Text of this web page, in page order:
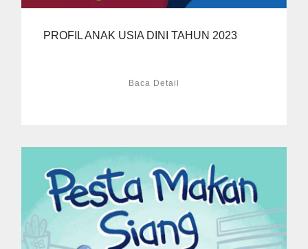
PROFIL ANAK USIA DINI TAHUN 2023
Baca Detail